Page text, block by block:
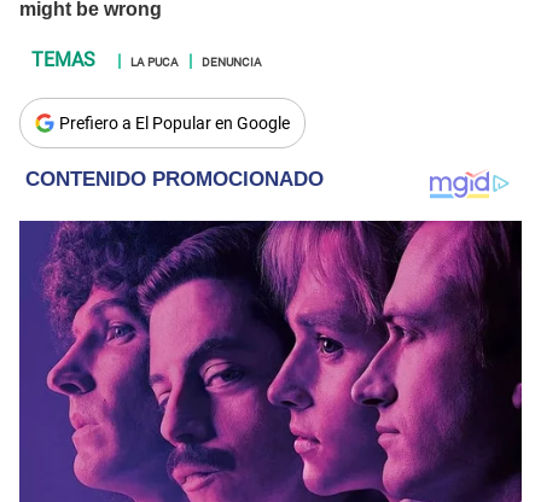
LA PUCA DENUNCIA
Prefiero a El Popular en Google